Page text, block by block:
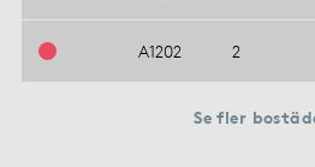
A1202 2
Se fler